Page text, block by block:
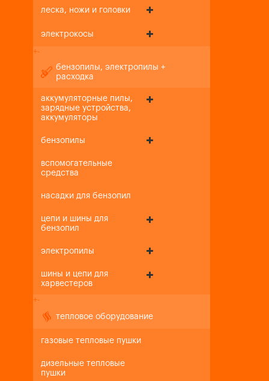
леска, ножи и головки
электрокосы
+-
бензопилы, электропилы +
расходка
аккумуляторные пилы,
зарядные устройства,
аккумуляторы
бензопилы
вспомогательные
средства
насадки для бензопил
цепи и шины для
бензопил
электропилы
шины и цепи для
харвестеров
+-
тепловое оборудование
газовые тепловые пушки
дизельные тепловые
пушки